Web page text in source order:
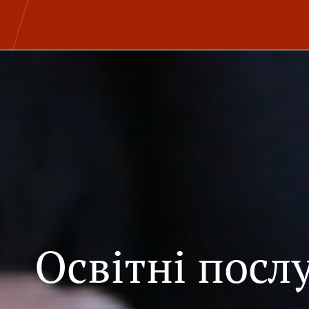
Освітні